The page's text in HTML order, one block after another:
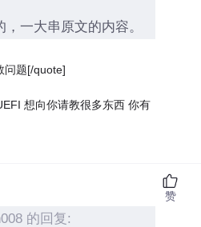
一大串原文的内容。
问题[/quote]
想向你请教很多东西 你有
的回复:
赞